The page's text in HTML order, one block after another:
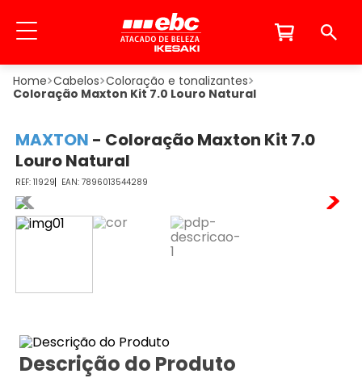
Cabelos Coloração e tonalizantes
Coloração Maxton Kit 7.0 Louro Natural
MAXTON - Coloração Maxton Kit 7.0
Louro Natural
11929 7896013544289
Descrição do Produto